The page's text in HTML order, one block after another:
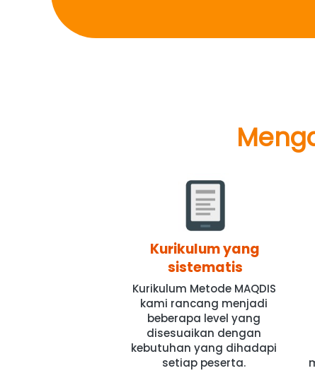
Kurikulum yang
sistematis
Kurikulum Metode MAQDIS
kami rancang menjadi
beberapa level yang
disesuaikan dengan
kebutuhan yang dihadapi
setiap peserta.